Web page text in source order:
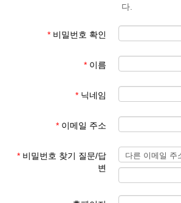
회원 가입 후 회원 승인에 평균 1일이 소요됩니
한글학교 회원이 아닌 분들이 특정한 사유로
파리한글학교 홈페이지 관리자
다.
* 비밀번호 확인
* 이름
* 닉네임
* 이메일 주소
* 비밀번호 찾기 질문/답
변